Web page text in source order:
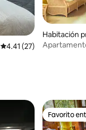
Calificación promedio:
4.41 (27)
Habitación
e
Favorito
Favorito